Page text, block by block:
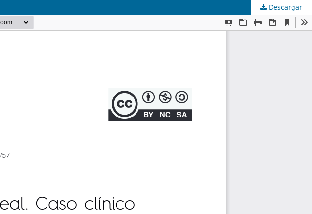
Descargar